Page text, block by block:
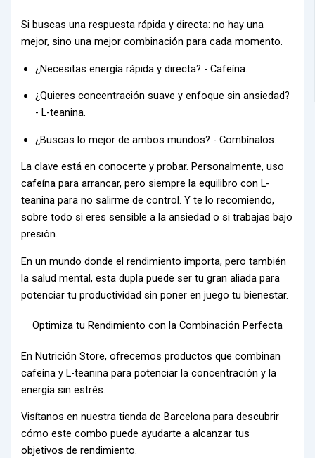
Si buscas una respuesta rápida y directa: no hay una
mejor, sino una mejor combinación para cada momento.
¿Necesitas energía rápida y directa? - Cafeína.
¿Quieres concentración suave y enfoque sin ansiedad?
- L-teanina.
¿Buscas lo mejor de ambos mundos? - Combínalos.
La clave está en conocerte y probar. Personalmente, uso
cafeína para arrancar, pero siempre la equilibro con L-
teanina para no salirme de control. Y te lo recomiendo,
sobre todo si eres sensible a la ansiedad o si trabajas bajo
presión.
En un mundo donde el rendimiento importa, pero también
la salud mental, esta dupla puede ser tu gran aliada para
potenciar tu productividad sin poner en juego tu bienestar.
Optimiza tu Rendimiento con la Combinación Perfecta
EnNutriciónStore, ofrecemos productos que combinan
cafeína y L-teanina para potenciar la concentración y la
energía sin estrés.
Visítanos en nuestra tienda de Barcelona para descubrir
cómo este combo puede ayudarte a alcanzar tus
objetivos de rendimiento.